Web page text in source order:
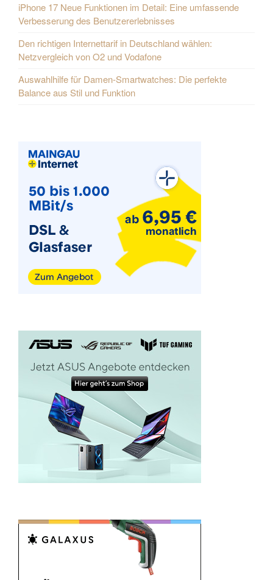
iPhone 17 Neue Funktionen im Detail: Eine umfassende
Verbesserung des Benutzererlebnisses
Den richtigen Internettarif in Deutschland wählen:
Netzvergleich von O2 und Vodafone
Auswahlhilfe für Damen-Smartwatches: Die perfekte
Balance aus Stil und Funktion